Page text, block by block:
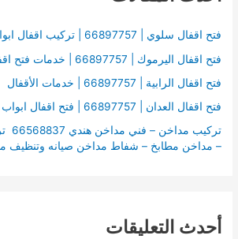
ن
:
فتح اقفال سلوي | 66897757 | تركيب اقفال ابواب
فتح اقفال اليرموك | 66897757 | خدمات فتح اقفال 24 ساعه
فتح اقفال الرابية | 66897757 | خدمات الأقفال
فتح اقفال العدان | 66897757 | فتح اقفال ابواب
– مداخن مطابخ – شفاط مداخن صيانه وتنظيف
أحدث التعليقات